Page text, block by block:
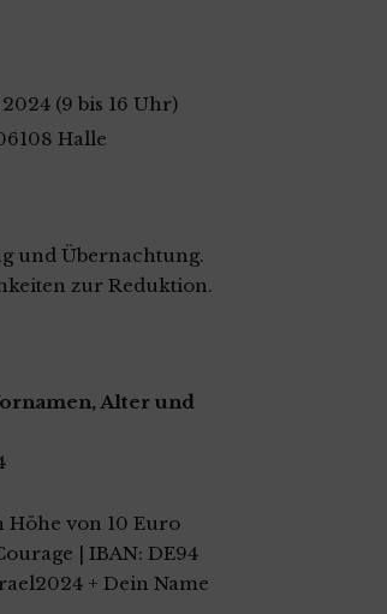
(9 bis 16 Uhr)
Halle
und Übernachtung.
zur Reduktion.
Alter und
Höhe von 10 Euro
| IBAN: DE94
+ Dein Name